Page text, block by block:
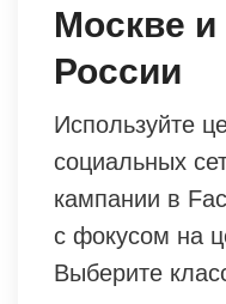
Москве и
России
Используйте
социальных
кампании в
с фокусом на
Выберите